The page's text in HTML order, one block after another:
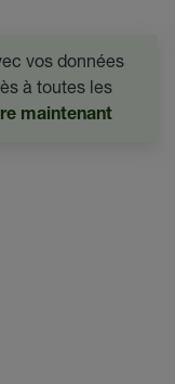
vos données
à toutes les
maintenant